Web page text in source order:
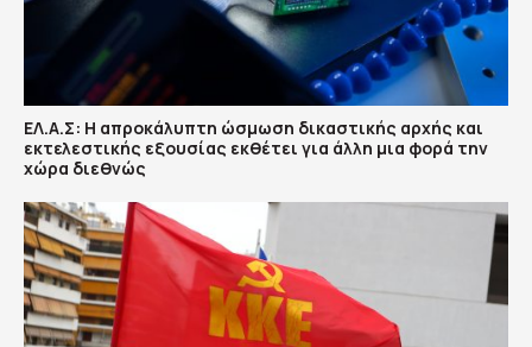
ΕΛ.Α.Σ: Η απροκάλυπτη ώσμωση δικαστικής αρχής και
εκτελεστικής εξουσίας εκθέτει για άλλη μια φορά την
χώρα διεθνώς